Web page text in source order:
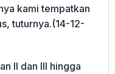
kami tempatkan
tuturnya.(14-12-
II dan III hingga